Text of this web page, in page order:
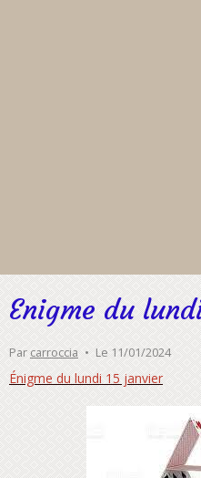
Enigme du
Parcarroccia Le 11/01/2024
Énigme du lundi 15 janvier